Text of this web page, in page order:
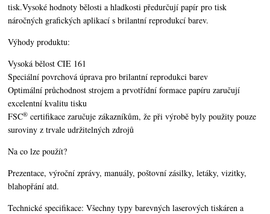
tisk.Vysoké hodnoty bělosti a hladkosti předurčují papír pro tisk
náročných grafických aplikací s brilantní reprodukcí barev.
Výhody produktu:
Vysoká bělost CIE 161
Speciální povrchová úprava pro brilantní reprodukci barev
Optimální průchodnost strojem a prvotřídní formace papíru zaručují
excelentní kvalitu tisku
FSC® certifikace zaručuje zákazníkům, že při výrobě byly použity pouze
suroviny z trvale udržitelných zdrojů
Na co lze použít?
Prezentace, výroční zprávy, manuály, poštovní zásilky, letáky, vizitky,
blahopřání atd.
Technické specifikace:Všechny typy barevných laserových tiskáren a